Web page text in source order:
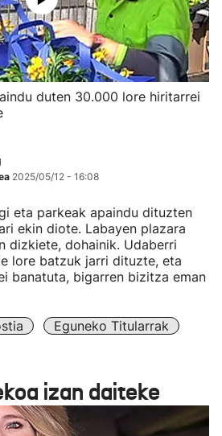
duten 30.000 lore hiritarrei
2025/05/12 - 16:08
eta parkeak apaindu dituzten
ekin diote. Labayen plazara
dizkiete, dohainik. Udaberri
lore batzuk jarri dituzte, eta
banatuta, bigarren bizitza eman
Eguneko Titularrak
izan daiteke